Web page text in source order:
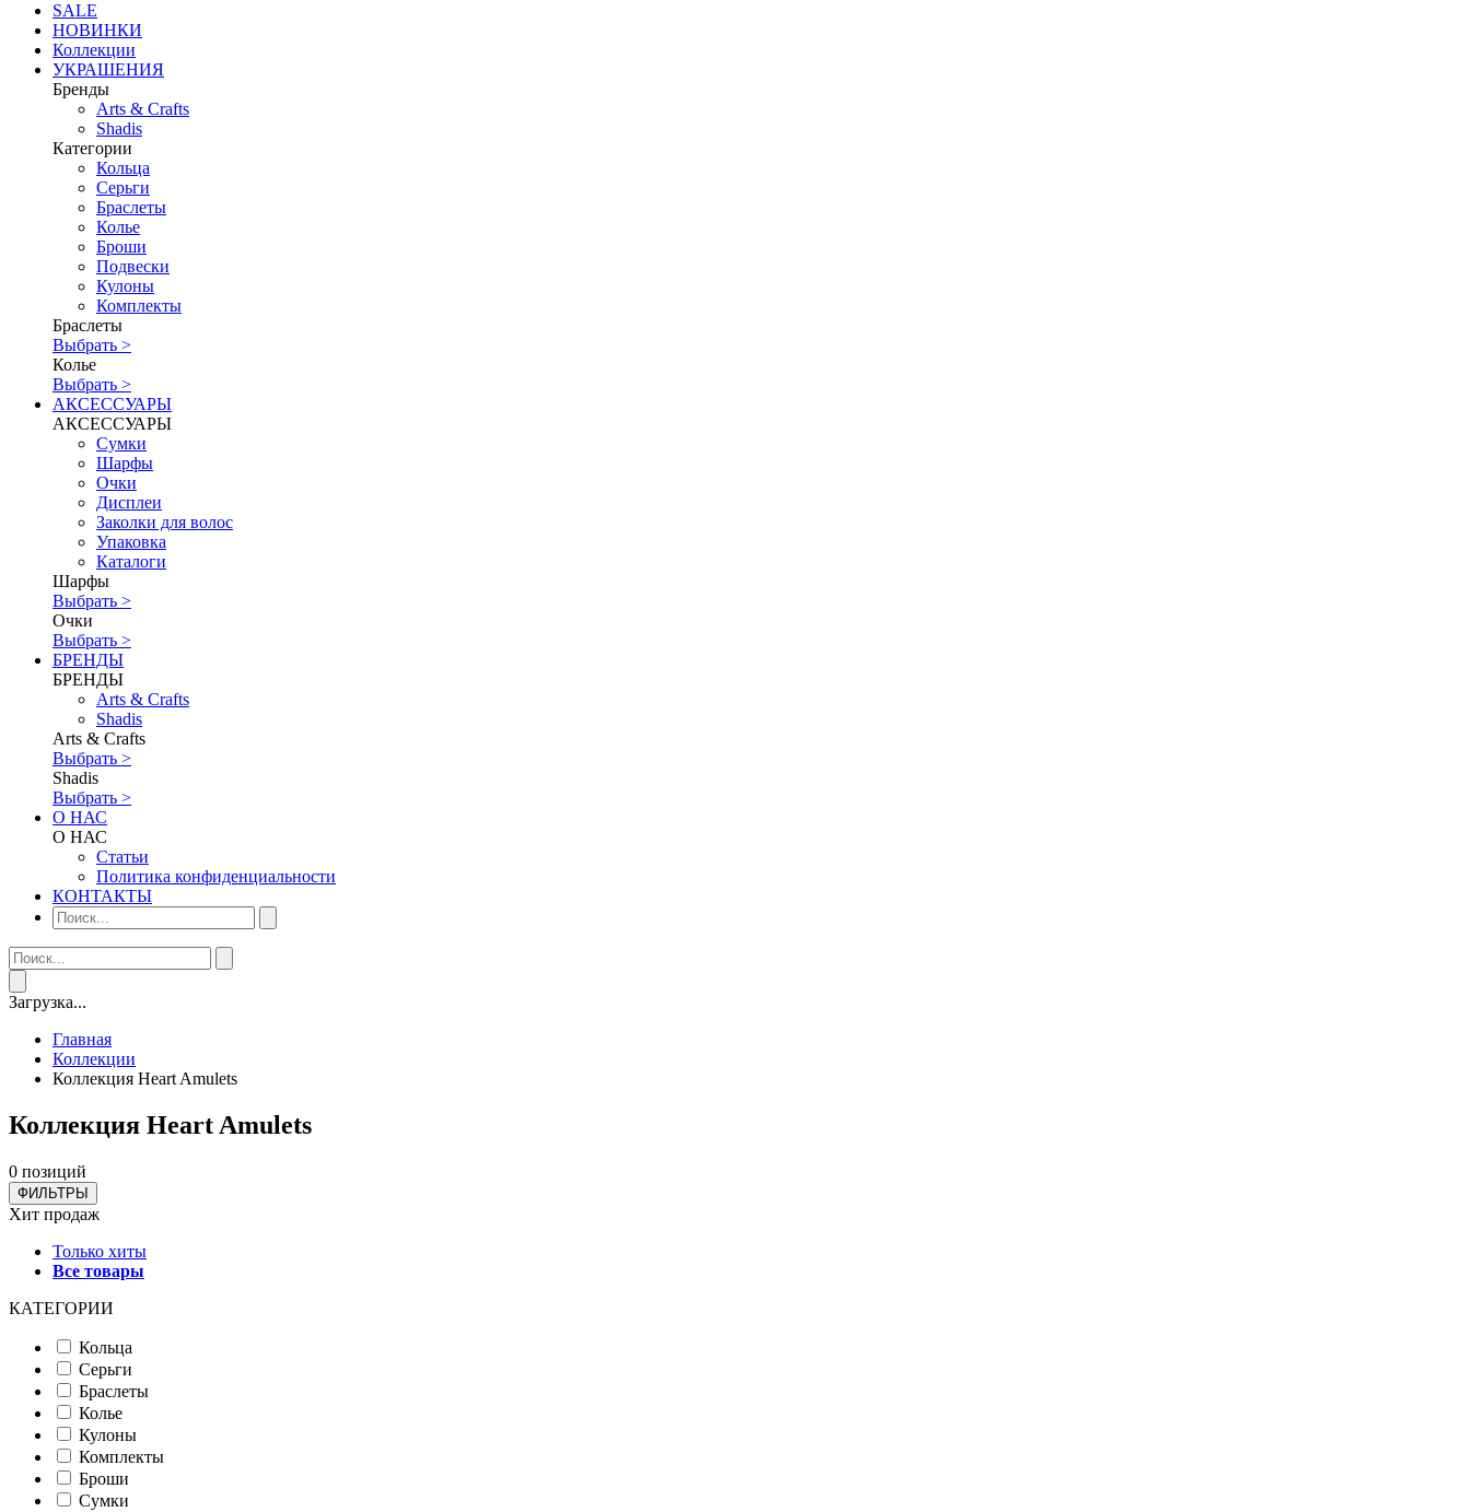
SALE
НОВИНКИ
Коллекции
УКРАШЕНИЯ
Бренды
Аrts & Сrafts
Shadis
Категории
Кольца
Серьги
Браслеты
Колье
Броши
Подвески
Кулоны
Комплекты
Браслеты
Выбрать >
Колье
Выбрать >
АКСЕССУАРЫ
АКСЕССУАРЫ
Сумки
Шарфы
Очки
Дисплеи
Заколки для волос
Упаковка
Каталоги
Шарфы
Выбрать >
Очки
Выбрать >
БРЕНДЫ
БРЕНДЫ
Аrts & Сrafts
Shadis
Аrts & Сrafts
Выбрать >
Shadis
Выбрать >
О НАС
О НАС
Статьи
Политика конфиденциальности
КОНТАКТЫ
Загрузка...
Главная
Коллекции
Коллекция Heart Amulets
Коллекция Heart Amulets
0 позиций
ФИЛЬТРЫ
Хит продаж
Только хиты
Все товары
КАТЕГОРИИ
Кольца
Серьги
Браслеты
Колье
Кулоны
Комплекты
Броши
Сумки